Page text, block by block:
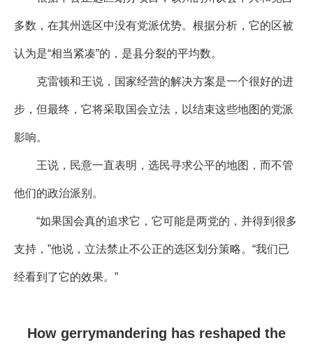
多数，在其州选区中没有党派优势。根据分析，它的区被
认为是“相当紧凑”的，是县分裂的平均数。
克雷顿和王说，国家经营的解决方案是一个很好的进
步，但最终，它将采取国会立法，以结束这些地图的党派
影响。
王说，民意一直表明，选民寻求公平的地图，而不管
他们的政治派别。
“如果国会真的追求它，它可能是两党的，并得到很多
支持，”他说，立法禁止不公正的选区划分策略。“我们已
经看到了它的效果。”
How gerrymandering has reshaped the